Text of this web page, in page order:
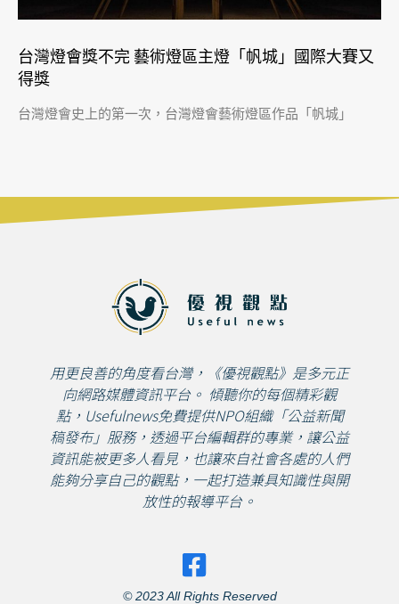
台灣燈會獎不完 藝術燈區主燈「帆城」國際大賽又
得獎
台灣燈會史上的第一次，台灣燈會藝術燈區作品「帆城」
用更良善的角度看台灣，《優視觀點》是多元正
向網路媒體資訊平台。 傾聽你的每個精彩觀
點，Usefulnews免費提供NPO組織「公益新聞
稿發布」服務，透過平台編輯群的專業，讓公益
資訊能被更多人看見，也讓來自社會各處的人們
能夠分享自己的觀點，一起打造兼具知識性與開
放性的報導平台。
© 2023 All Rights Reserved